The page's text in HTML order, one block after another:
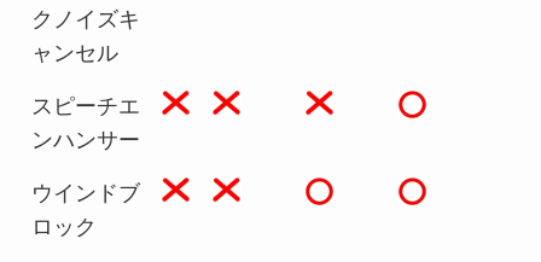
クノイズキ
ャンセル
スピーチエ
ンハンサー
ウインドブ
ロック